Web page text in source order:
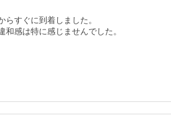
すぐに到着しました。
感は特に感じませんでした。